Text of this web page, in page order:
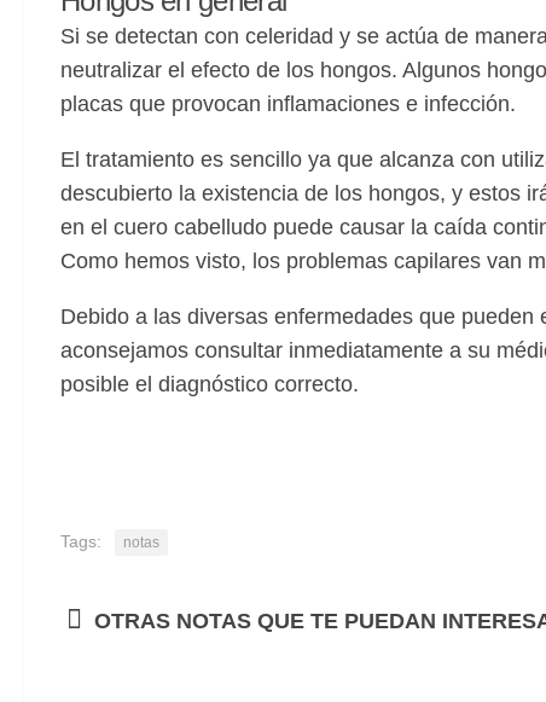
Si se detectan con celeridad y se actúa de
neutralizar el efecto de los hongos. Algunos
placas que provocan inflamaciones e infección.
El tratamiento es sencillo ya que alcanza con
descubierto la existencia de los hongos, y estos
en el cuero cabelludo puede causar la caída
Como hemos visto, los problemas capilares van
Debido a las diversas enfermedades que
aconsejamos consultar inmediatamente a su
posible el diagnóstico correcto.
Tags: notas
OTRAS NOTAS QUE TE PUEDAN